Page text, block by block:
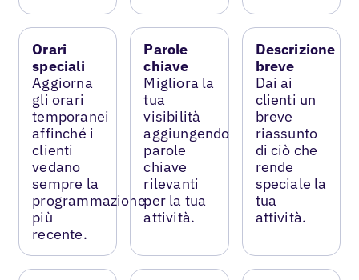
Orari
speciali
Aggiorna
gli orari
temporanei
affinché i
clienti
vedano
sempre la
programmazione
più
recente.
Parole
chiave
Migliora la
tua
visibilità
aggiungendo
parole
chiave
rilevanti
per la tua
attività.
Descrizione
breve
Dai ai
clienti un
breve
riassunto
di ciò che
rende
speciale la
tua
attività.